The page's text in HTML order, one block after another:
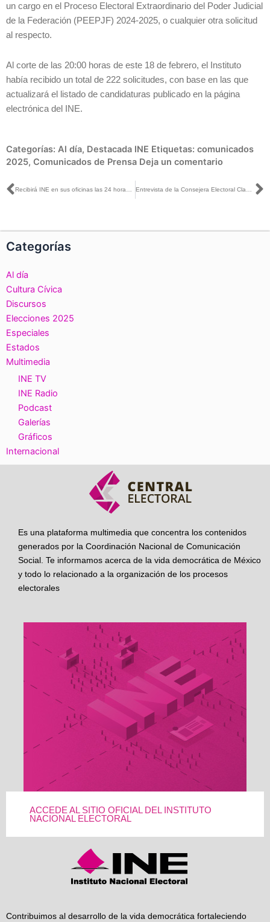
un cargo en el Proceso Electoral Extraordinario del Poder Judicial
de la Federación (PEEPJF) 2024-2025, o cualquier otra solicitud
al respecto.
Al corte de las 20:00 horas de este 18 de febrero, el Instituto
había recibido un total de 222 solicitudes, con base en las que
actualizará el listado de candidaturas publicado en la página
electrónica del INE.
Categorías: Al día, Destacada INE Etiquetas: comunicados
2025, Comunicados de Prensa Deja un comentario
Ant
Categorías
Al día
Cultura Cívica
Discursos
Elecciones 2025
Especiales
Estados
Multimedia
INE TV
INE Radio
Podcast
Galerías
Gráficos
Internacional
Es una plataforma multimedia que concentra los contenidos
generados por la Coordinación Nacional de Comunicación
Social. Te informamos acerca de la vida democrática de México
y todo lo relacionado a la organización de los procesos
electorales
ACCEDE AL SITIO OFICIAL DEL INSTITUTO
NACIONAL ELECTORAL
Contribuimos al desarrollo de la vida democrática fortaleciendo